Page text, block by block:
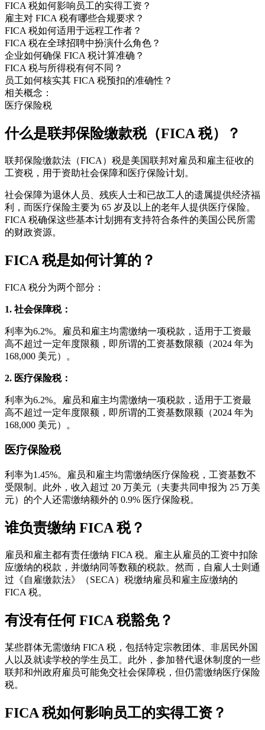
FICA 税如何影响员工的实得工资？
雇主对 FICA 税有哪些合规要求？
FICA 税如何适用于远程工作者？
FICA 税在全球招聘中扮演什么角色？
企业如何确保 FICA 税计算准确？
FICA 税与所得税有何不同？
员工如何核实其 FICA 税预扣的准确性？
相关概念：
医疗保险税
什么是联邦保险缴款税（FICA 税）？
联邦保险缴款法（FICA）税是美国联邦对雇员和雇主征收的
工资税，用于资助社会保障和医疗保险计划。
社会保障为退休人员、残疾人士和已故工人的遗属提供经济福
利，而医疗保险主要为 65 岁及以上的老年人提供医疗保险。
FICA 税确保这些基本计划拥有支持符合条件的美国公民所需
的财政资源。
FICA 税是如何计算的？
FICA 税分为两个部分：
1. 社会保障税：
利率为6.2%。雇员和雇主均需缴纳一项税款，适用于工资最
高不超过一定年度限额，即所谓的工资基数限额（2024 年为
168,000 美元）。
2. 医疗保险税：
利率为6.2%。雇员和雇主均需缴纳一项税款，适用于工资最
高不超过一定年度限额，即所谓的工资基数限额（2024 年为
168,000 美元）。
医疗保险税
利率为1.45%。雇员和雇主均需缴纳医疗保险税，工资基数不
受限制。此外，收入超过 20 万美元（夫妻共同申报为 25 万美
元）的个人还需缴纳额外的 0.9% 医疗保险税。
谁负责缴纳 FICA 税？
雇员和雇主都有责任缴纳 FICA 税。雇主从雇员的工资中扣除
应缴纳的税款，并缴纳同等数额的税款。然而，自雇人士则通
过《自雇缴款法》（SECA）税缴纳雇员和雇主应缴纳的
FICA 税。
有没有任何 FICA 税豁免？
某些群体无需缴纳 FICA 税，包括特定宗教团体、非居民外国
人以及就读学校的学生员工。此外，参加替代退休制度的一些
联邦和州政府雇员可能免交社会保障税，但仍需缴纳医疗保险
税。
FICA 税如何影响员工的实得工资？